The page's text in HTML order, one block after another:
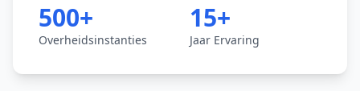
500+
Overheidsinstanties
15+
Jaar Ervaring